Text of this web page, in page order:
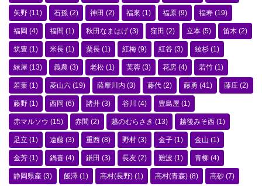
矢野 (11) 石孫 (2) 神田 (2) 福來 (1) 福原 (9) 福寿 (19)
福岡 (4) 福間 (1) 秋田なまはげ (3) 窪田 (2) 立本 (5) 笛木 (2)
筑豊 (1) 米長 (1) 粟長 (1) 紅梅 (9) 紅谷 (3) 綾杉 (1)
緑屋 (13) 義農 (3) 老松 (1) 芙蓉 (3) 花房 (4) 若竹 (1)
若葉 (1) 菱山六 (19) 薩摩川内 (3) 藤代 (2) 藤勇 (41) 藤庄 (2)
藤野 (1) 西岡 (6) 諸井 (3) 谷川 (4) 豊島屋 (1)
赤マルソウ (15) 赤間 (2) 越のむらさき (13) 越後みそ西 (1)
足立 (1) 遠藤 (3) 重西 (8) 野村 (3) 金子 (1) 金山 (1)
金芳 (1) 鍋喜 (4) 鎌田 (3) 長友 (2) 難波 (1) 青柳 (4)
静岡県産 (3) 飯澤 (1) 高村(長野) (1) 高村(青森) (8) 高砂 (7)